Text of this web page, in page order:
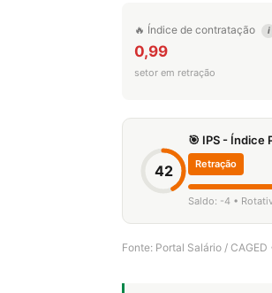
🔥 Índice de contratação i
0,99
setor em retração
42
🎯 IPS - Índice
Retração
Saldo: -4 •
Fonte: Portal Salário /